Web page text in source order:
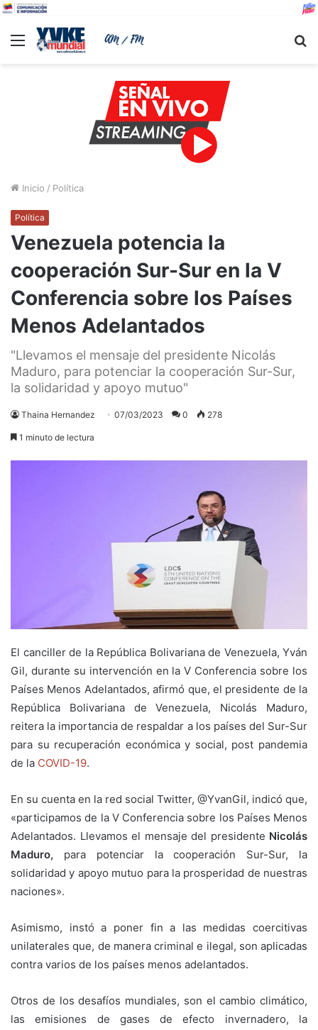
Menu
Inicio / Política
Política
Venezuela potencia la
cooperación Sur-Sur en la V
Conferencia sobre los Países
Menos Adelantados
"Llevamos el mensaje del presidente Nicolás
Maduro, para potenciar la cooperación Sur-Sur,
la solidaridad y apoyo mutuo"
Thaina Hernandez 07/03/2023 0 278
1 minuto de lectura
El canciller de la República Bolivariana de Venezuela, Yván
Gil, durante su intervención en la V Conferencia sobre los
Países Menos Adelantados, afirmó que, el presidente de la
República Bolivariana de Venezuela, Nicolás Maduro,
reitera la importancia de respaldar a los países del Sur-Sur
para su recuperación económica y social, post pandemia
de la COVID-19.
En su cuenta en la red social Twitter, @YvanGil, indicó que,
«participamos de la V Conferencia sobre los Países Menos
Adelantados. Llevamos el mensaje del presidente Nicolás
Maduro, para potenciar la cooperación Sur-Sur, la
solidaridad y apoyo mutuo para la prosperidad de nuestras
naciones».
Asimismo, instó a poner fin a las medidas coercitivas
unilaterales que, de manera criminal e ilegal, son aplicadas
contra varios de los países menos adelantados.
Otros de los desafíos mundiales, son el cambio climático,
las emisiones de gases de efecto invernadero, la